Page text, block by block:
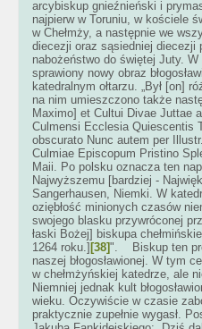
arcybiskup gnieźnieński i
najpierw w Toruniu, w kościele
w Chełmży, a następnie we
diecezji oraz sąsiedniej diecezji
nabożeństwo do świętej Juty.
sprawiony nowy obraz
katedralnym ołtarzu. „Był [on]
na nim umieszczono także
Maximo] et Cultui Divae Juttae
Culmensi Ecclesia Quiescentis
obscurato Nunc autem per
Culmiae Episcopum Pristino
Maii. Po polsku oznacza ten
Najwyższemu [bardziej -
Sangerhausen, Niemki. W
oziębłość minionych czasów
swojego blasku przywróconej
łaski Bożej] biskupa
1264 roku.] [38]". Biskup ten
naszej błogosławionej. W tym
w chełmżyńskiej katedrze, ale
Niemniej jednak kult
wieku. Oczywiście w czasie
praktycznie zupełnie wygasł.